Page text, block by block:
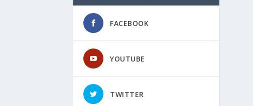
FACEBOOK
YOUTUBE
TWITTER